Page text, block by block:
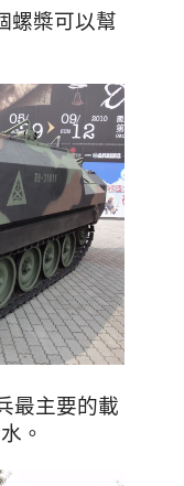
螺槳可以幫
最主要的載
。